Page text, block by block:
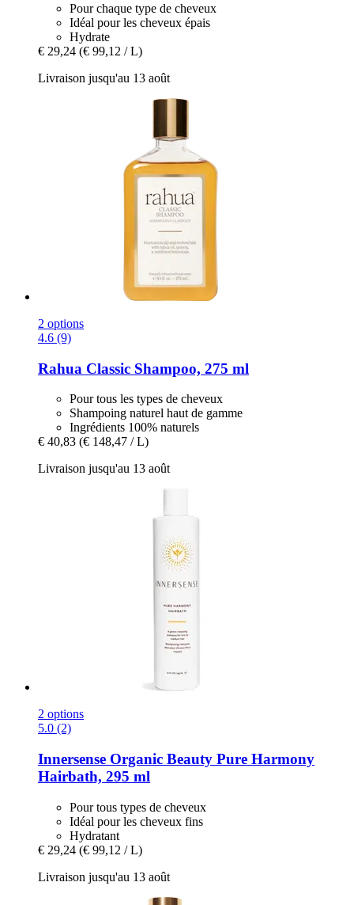
Pour chaque type de cheveux
Idéal pour les cheveux épais
Hydrate
€ 29,24 (€ 99,12 / L)
Livraison jusqu'au 13 août
2 options
4.6 (9)
Rahua Classic Shampoo, 275 ml
Pour tous les types de cheveux
Shampoing naturel haut de gamme
Ingrédients 100% naturels
€ 40,83 (€ 148,47 / L)
Livraison jusqu'au 13 août
2 options
5.0 (2)
Innersense Organic Beauty Pure Harmony
Hairbath, 295 ml
Pour tous types de cheveux
Idéal pour les cheveux fins
Hydratant
€ 29,24 (€ 99,12 / L)
Livraison jusqu'au 13 août